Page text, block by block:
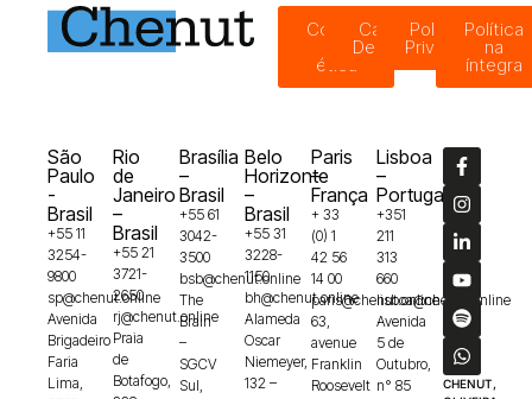
Código
ética
Canal de
Denúncias
Política de
Privacidade
Política
na
íntegra
São
Paulo
-
Brasil
+55 11
3254-
9800
sp@chenut.online
Avenida
Brigadeiro
Faria
Lima,
Rio
de
Janeiro
–
Brasil
+55 21
3721-
2650
rj@chenut.online
Praia
de
Botafogo,
Brasília
–
Brasil
+55 61
3042-
3500
bsb@chenut.online
The
Brain
–
SGCV
Sul,
Belo
Horizonte
–
Brasil
+55 31
3228-
1150
bh@chenut.online
Alameda
Oscar
Niemeyer,
132 –
Paris
–
França
+ 33
(0) 1
42 56
14 00
paris@chenut.online
63,
avenue
Franklin
Roosevelt
Lisboa
–
Portugal
+351
211
313
660
lisboa@chenut.online
Avenida
5 de
Outubro,
n° 85
CHENUT,